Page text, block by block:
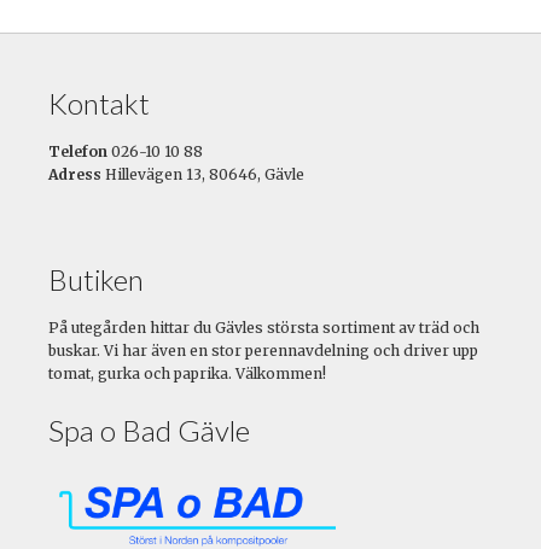
Kontakt
Telefon 026-10 10 88
Adress Hillevägen 13, 80646, Gävle
Butiken
På utegården hittar du Gävles största sortiment av träd och
buskar. Vi har även en stor perennavdelning och driver upp
tomat, gurka och paprika. Välkommen!
Spa o Bad Gävle